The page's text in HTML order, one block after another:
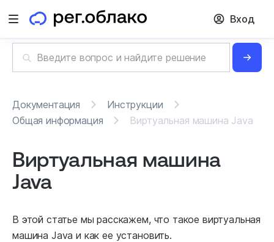
Открыть меню Вход
Документация
Инструкции
Общая информация
Виртуальная машина Java
Виртуальная машина
Java
В этой статье мы расскажем, что такое виртуальная
машина Java и как ее установить.